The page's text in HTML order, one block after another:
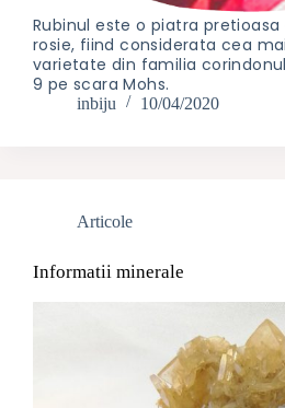
Rubinul este o piatra pretioasa
rosie, fiind considerata cea
varietate din familia
9 pe scara Mohs.
inbiju 10/04/2020
Articole
Informatii minerale